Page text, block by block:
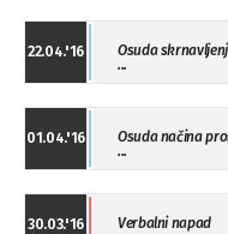
22.04.'16
Osuda
...
01.04.'16
Osuda načina
...
30.03.'16 Verbalni napad